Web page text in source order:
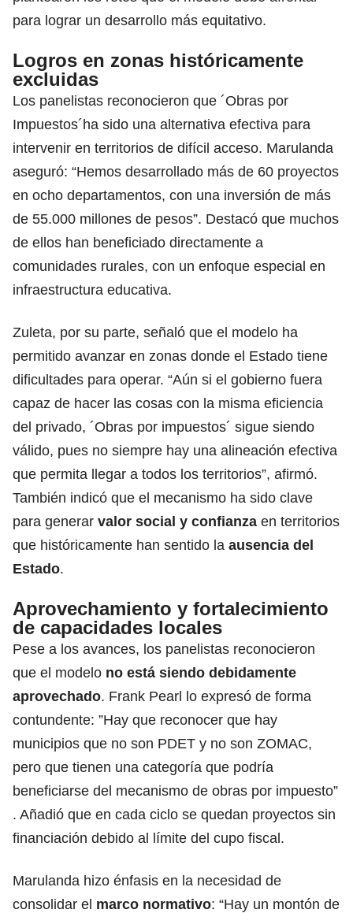
para lograr un desarrollo más equitativo.
Logros en zonas históricamente
excluidas
Los panelistas reconocieron que ´Obras por
Impuestos´ha sido una alternativa efectiva para
intervenir en territorios de difícil acceso. Marulanda
aseguró: “Hemos desarrollado más de 60 proyectos
en ocho departamentos, con una inversión de más
de 55.000 millones de pesos”. Destacó que muchos
de ellos han beneficiado directamente a
comunidades rurales, con un enfoque especial en
infraestructura educativa.
Zuleta, por su parte, señaló que el modelo ha
permitido avanzar en zonas donde el Estado tiene
dificultades para operar. “Aún si el gobierno fuera
capaz de hacer las cosas con la misma eficiencia
del privado, ´Obras por impuestos´ sigue siendo
válido, pues no siempre hay una alineación efectiva
que permita llegar a todos los territorios”, afirmó.
También indicó que el mecanismo ha sido clave
para generar valor social y confianza en territorios
que históricamente han sentido la ausencia del
Estado.
Aprovechamiento y fortalecimiento
de capacidades locales
Pese a los avances, los panelistas reconocieron
que el modelo no está siendo debidamente
aprovechado. Frank Pearl lo expresó de forma
contundente: ”Hay que reconocer que hay
municipios que no son PDET y no son ZOMAC,
pero que tienen una categoría que podría
beneficiarse del mecanismo de obras por impuesto”
. Añadió que en cada ciclo se quedan proyectos sin
financiación debido al límite del cupo fiscal.
Marulanda hizo énfasis en la necesidad de
consolidar el marco normativo: “Hay un montón de